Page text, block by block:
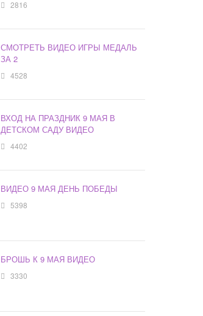
2816
СМОТРЕТЬ ВИДЕО ИГРЫ МЕДАЛЬ
ЗА 2
4528
ВХОД НА ПРАЗДНИК 9 МАЯ В
ДЕТСКОМ САДУ ВИДЕО
4402
ВИДЕО 9 МАЯ ДЕНЬ ПОБЕДЫ
5398
БРОШЬ К 9 МАЯ ВИДЕО
3330